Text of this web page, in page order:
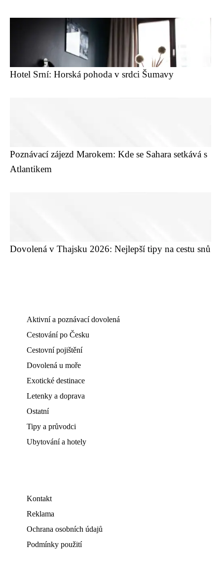
Hotel Srní: Horská pohoda v srdci Šumavy
Poznávací zájezd Marokem: Kde se Sahara setkává s
Atlantikem
Dovolená v Thajsku 2026: Nejlepší tipy na cestu snů
Aktivní a poznávací dovolená
Cestování po Česku
Cestovní pojištění
Dovolená u moře
Exotické destinace
Letenky a doprava
Ostatní
Tipy a průvodci
Ubytování a hotely
Kontakt
Reklama
Ochrana osobních údajů
Podmínky použití